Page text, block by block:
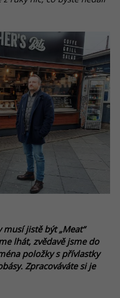
jistě být „Meat“
lhát, zvědavě jsme do
položky s přívlastky
Zpracováváte si je